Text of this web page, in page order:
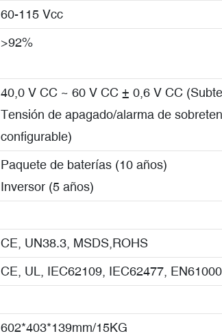
60-115 Vcc
>92%
40,0 V CC ~ 60 V CC ± 0,6 V CC
Tensión de apagado/alarma de
configurable)
Paquete de baterías (10 años)
Inversor (5 años)
CE, UN38.3, MSDS,ROHS
CE, UL, IEC62109, IEC62477,
602*403*139mm/15KG